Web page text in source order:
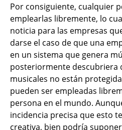
Por consiguiente, cualquier
emplearlas libremente, lo
noticia para las empresas
darse el caso de que una
en un sistema que genera
posteriormente descubriera
musicales no están
pueden ser empleadas
persona en el mundo.
incidencia precisa que esto
creativa, bien podría